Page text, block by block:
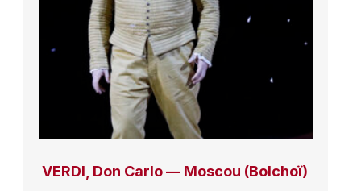
VERDI, Don Carlo — Moscou (Bolchoï)